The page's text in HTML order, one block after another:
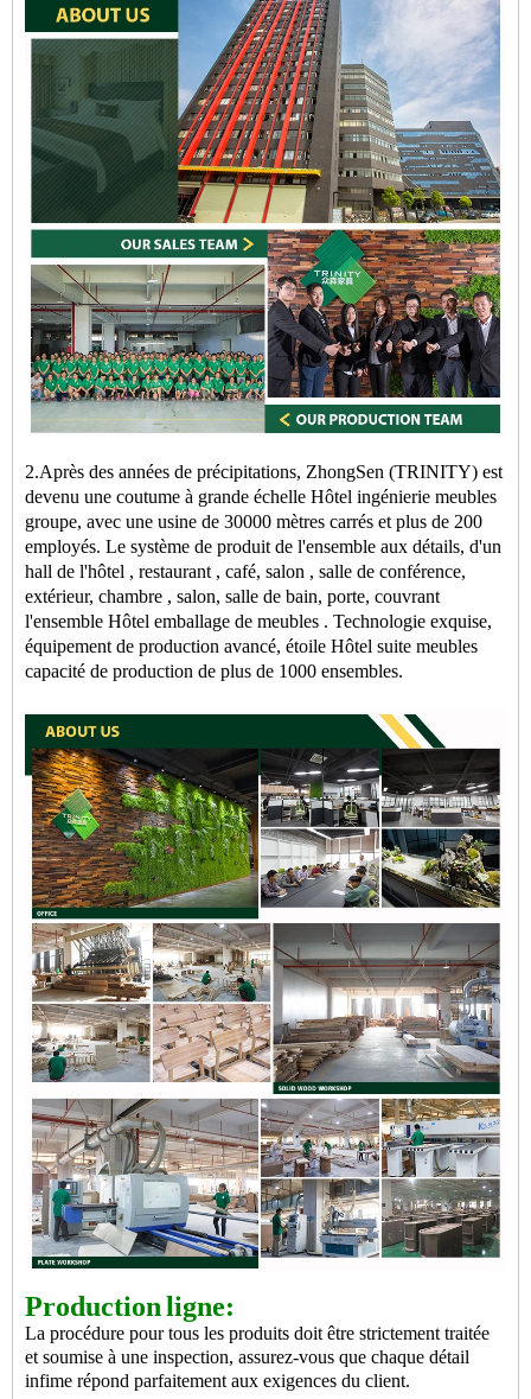
2.Après des années de précipitations, ZhongSen (TRINITY) est
devenu une coutume à grande échelle Hôtel ingénierie meubles
groupe, avec une usine de 30000 mètres carrés et plus de 200
employés. Le système de produit de l'ensemble aux détails, d'un
hall de l'hôtel , restaurant , café, salon , salle de conférence,
extérieur, chambre , salon, salle de bain, porte, couvrant
l'ensemble Hôtel emballage de meubles . Technologie exquise,
équipement de production avancé, étoile Hôtel suite meubles
capacité de production de plus de 1000 ensembles.
Productionligne:
La procédure pour tous les produits doit être strictement traitée
et soumise à une inspection, assurez-vous que chaque détail
infime répond parfaitement aux exigences du client.